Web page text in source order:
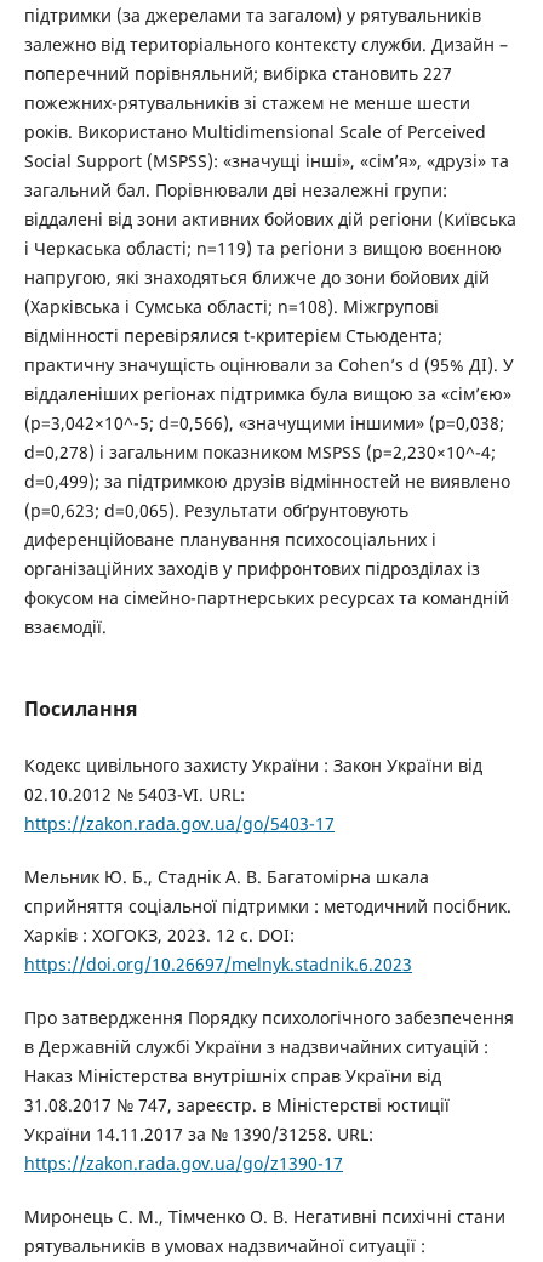
підтримки (за джерелами та загалом) у рятувальників
залежно від територіального контексту служби. Дизайн –
поперечний порівняльний; вибірка становить 227
пожежних-рятувальників зі стажем не менше шести
років. Використано Multidimensional Scale of Perceived
Social Support (MSPSS): «значущі інші», «сім’я», «друзі» та
загальний бал. Порівнювали дві незалежні групи:
віддалені від зони активних бойових дій регіони (Київська
і Черкаська області; n=119) та регіони з вищою воєнною
напругою, які знаходяться ближче до зони бойових дій
(Харківська і Сумська області; n=108). Міжгрупові
відмінності перевірялися t-критерієм Стьюдента;
практичну значущість оцінювали за Cohen’s d (95% ДІ). У
віддаленіших регіонах підтримка була вищою за «сім’єю»
(p=3,042×10^-5; d=0,566), «значущими іншими» (p=0,038;
d=0,278) і загальним показником MSPSS (p=2,230×10^-4;
d=0,499); за підтримкою друзів відмінностей не виявлено
(p=0,623; d=0,065). Результати обґрунтовують
диференційоване планування психосоціальних і
організаційних заходів у прифронтових підрозділах із
фокусом на сімейно-партнерських ресурсах та командній
взаємодії.
Посилання
Кодекс цивільного захисту України : Закон України від
02.10.2012 № 5403-VI. URL:
https://zakon.rada.gov.ua/go/5403-17
Мельник Ю. Б., Стаднік А. В. Багатомірна шкала
сприйняття соціальної підтримки : методичний посібник.
Харків : ХОГОКЗ, 2023. 12 с. DOI:
https://doi.org/10.26697/melnyk.stadnik.6.2023
Про затвердження Порядку психологічного забезпечення
в Державній службі України з надзвичайних ситуацій :
Наказ Міністерства внутрішніх справ України від
31.08.2017 № 747, зареєстр. в Міністерстві юстиції
України 14.11.2017 за № 1390/31258. URL:
https://zakon.rada.gov.ua/go/z1390-17
Миронець С. М., Тімченко О. В. Негативні психічні стани
рятувальників в умовах надзвичайної ситуації :